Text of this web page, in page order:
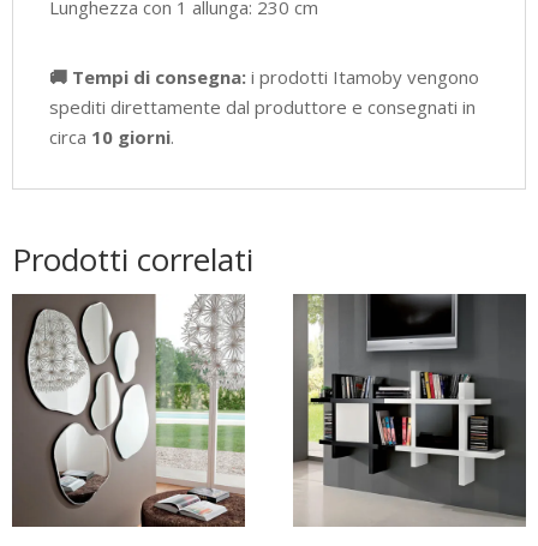
Lunghezza con 1 allunga: 230 cm
🚚 Tempi di consegna: i prodotti Itamoby vengono
spediti direttamente dal produttore e consegnati in
circa 10 giorni.
Prodotti correlati